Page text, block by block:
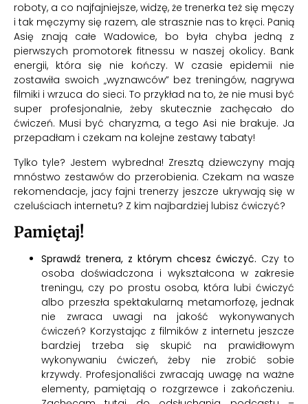
roboty, a co najfajniejsze, widzę, że trenerka też się męczy
i tak męczymy się razem, ale strasznie nas to kręci. Panią
Asię znają całe Wadowice, bo była chyba jedną z
pierwszych promotorek fitnessu w naszej okolicy. Bank
energii, która się nie kończy. W czasie epidemii nie
zostawiła swoich „wyznawców” bez treningów, nagrywa
filmiki i wrzuca do sieci. To przykład na to, że nie musi być
super profesjonalnie, żeby skutecznie zachęcało do
ćwiczeń. Musi być charyzma, a tego Asi nie brakuje. Ja
przepadłam i czekam na kolejne zestawy tabaty!
Tylko tyle? Jestem wybredna! Zresztą dziewczyny mają
mnóstwo zestawów do przerobienia. Czekam na wasze
rekomendacje, jacy fajni trenerzy jeszcze ukrywają się w
czeluściach internetu? Z kim najbardziej lubisz ćwiczyć?
Pamiętaj!
Sprawdź trenera, z którym chcesz ćwiczyć. Czy to
osoba doświadczona i wykształcona w zakresie
treningu, czy po prostu osoba, która lubi ćwiczyć
albo przeszła spektakularną metamorfozę, jednak
nie zwraca uwagi na jakość wykonywanych
ćwiczeń? Korzystając z filmików z internetu jeszcze
bardziej trzeba się skupić na prawidłowym
wykonywaniu ćwiczeń, żeby nie zrobić sobie
krzywdy. Profesjonaliści zwracają uwagę na ważne
elementy, pamiętają o rozgrzewce i zakończeniu.